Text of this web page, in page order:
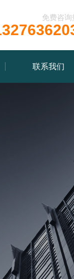
免费咨询
联系我们